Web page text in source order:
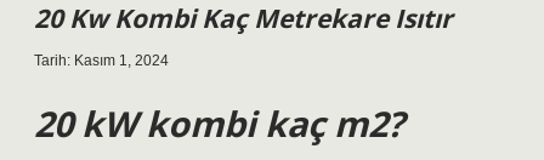
20 Kw Kombi Kaç Metrekare Isıtır
Tarih: Kasım 1, 2024
20 kW kombi kaç m2?